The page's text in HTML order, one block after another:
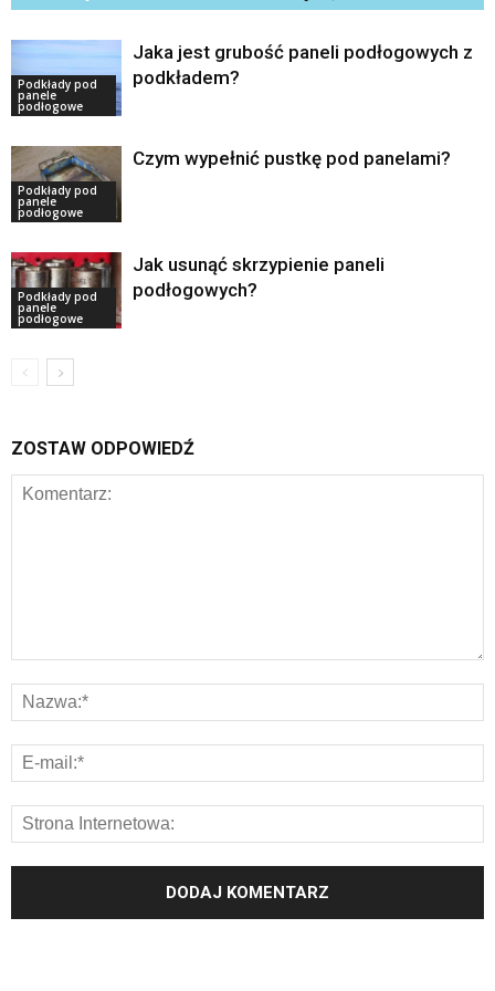
Podkłady pod
panele
podłogowe
Jaka jest grubość paneli podłogowych z
podkładem?
Podkłady pod
panele
podłogowe
Czym wypełnić pustkę pod panelami?
Podkłady pod
panele
podłogowe
Jak usunąć skrzypienie paneli
podłogowych?
ZOSTAW ODPOWIEDŹ